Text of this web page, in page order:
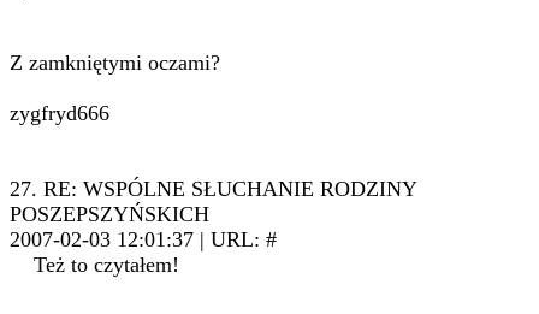
Z zamkniętymi oczami?
zygfryd666
27. RE: WSPÓLNE SŁUCHANIE RODZINY
POSZEPSZYŃSKICH
2007-02-03 12:01:37 | URL: #
Też to czytałem!